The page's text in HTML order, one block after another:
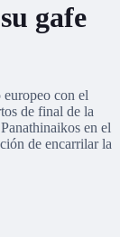
gafe
con el
de final de la
en el
de encarrilar la